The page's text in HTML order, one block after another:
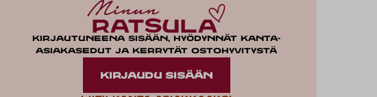
Kirjautuneena sisään, hyödynnät kanta-
asiakasedut ja kerrytät ostohyvitystä
KIRJAUDU SISÄÄN